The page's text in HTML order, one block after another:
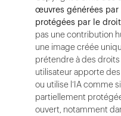
œuvres générées par
protégées par le
pas une contribution
une image créée
prétendre à des droits
utilisateur apporte
ou utilise l’IA comme
partiellement
ouvert, notamment